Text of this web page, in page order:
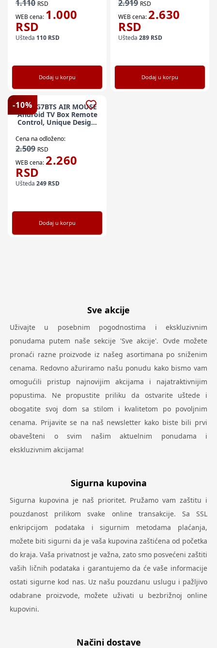
1.110 RSD
WEB cena: 1.000
RSD
Ušteda 110 RSD
Dodaj u korpu
2.919 RSD
WEB cena: 2.630
RSD
Ušteda 289 RSD
Dodaj u korpu
-10%
GMB-G7BTS AIR MOUSE
Android TV Box Remote
Control, Unique Design,
Cena na odloženo:
2.509 RSD
WEB cena: 2.260
RSD
Ušteda 249 RSD
Dodaj u korpu
Sve akcije
Uživajte u posebnim pogodnostima i ekskluzivnim
ponudama putem naše sekcije 'Sve akcije'. Ovde možete
pronaći razne proizvode iz našeg asortimana po sniženim
cenama. Redovno ažuriramo našu ponudu kako bismo vam
omogućili pristup najnovijim akcijama i najatraktivnijim
popustima. Ne propustite priliku da ostvarite uštede i
obogatite svoj dom sa stilom i kvalitetom po povoljnim
cenama. Prijavite se na naš newsletter kako biste bili prvi
obavešteni o svim našim aktuelnim ponudama i
ekskluzivnim akcijama!
Sigurna kupovina
Sigurna kupovina je naš prioritet. Pružamo vam zaštitu i
pouzdanost prilikom svake online transakcije. Sa SSL
enkripcijom podataka i sigurnim metodama plaćanja,
možete biti sigurni da je vaša kupovina zaštićena od početka
do kraja. Vaša privatnost je važna, zato smo posvećeni zaštiti
vaših ličnih podataka i garantujemo da će vaše informacije
ostati sigurne kod nas. Uz našu pouzdanu uslugu i pažljivo
odabrane proizvode, možete uživati u bezbrižnoj online
kupovini.
Načini dostave